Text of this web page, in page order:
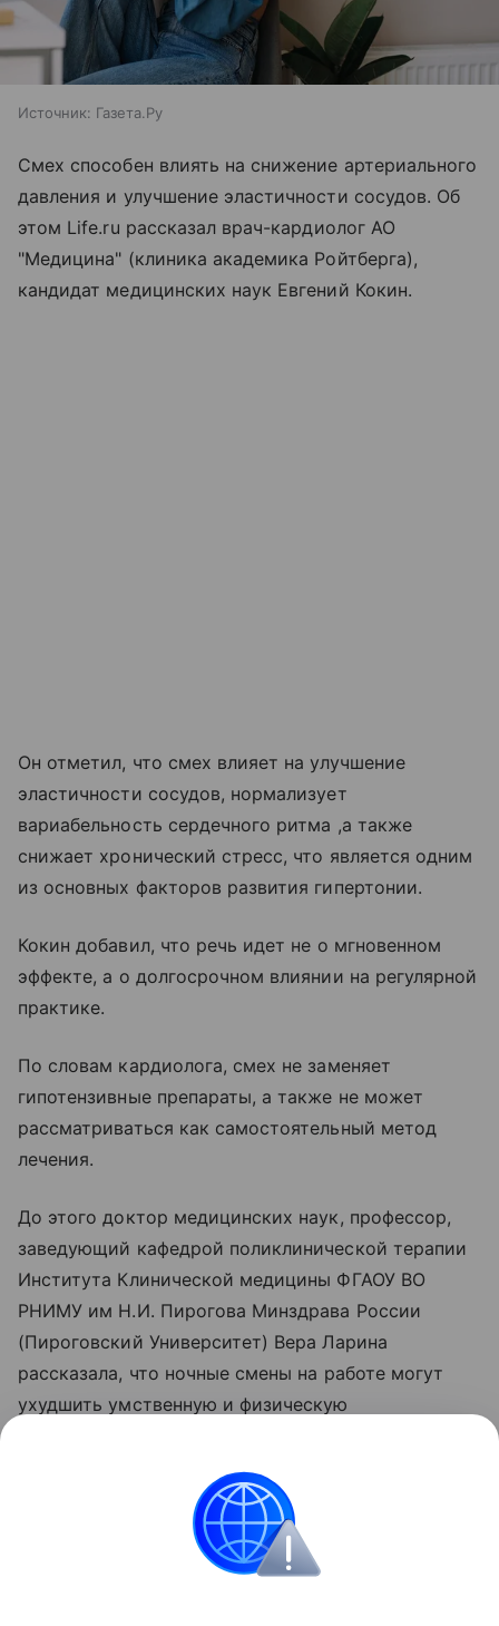
Источник: Газета.Ру
Смех способен влиять на снижение артериального
давления и улучшение эластичности сосудов. Об
этом Life.ru рассказал врач-кардиолог АО
"Медицина" (клиника академика Ройтберга),
кандидат медицинских наук Евгений Кокин.
Он отметил, что смех влияет на улучшение
эластичности сосудов, нормализует
вариабельность сердечного ритма ,а также
снижает хронический стресс, что является одним
из основных факторов развития гипертонии.
Кокин добавил, что речь идет не о мгновенном
эффекте, а о долгосрочном влиянии на регулярной
практике.
По словам кардиолога, смех не заменяет
гипотензивные препараты, а также не может
рассматриваться как самостоятельный метод
лечения.
До этого доктор медицинских наук, профессор,
заведующий кафедрой поликлинической терапии
Института Клинической медицины ФГАОУ ВО
РНИМУ им Н.И. Пирогова Минздрава России
(Пироговский Университет) Вера Ларина
рассказала, что ночные смены на работе могут
ухудшить умственную и физическую
усталости, когнитивных изменений, а также со
временем повысить риск развития многих
хронических заболеваний, в первую очередь,
сердечно-сосудистых.